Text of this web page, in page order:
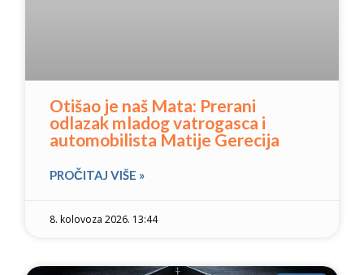
Otišao je naš Mata: Prerani
odlazak mladog vatrogasca i
automobilista Matije Gerecija
PROČITAJ VIŠE »
8. kolovoza 2026. 13:44